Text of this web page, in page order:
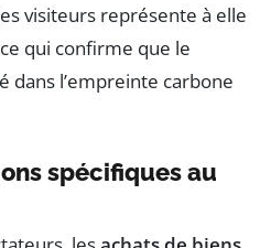
visiteurs représente à elle
qui confirme que le
dans l’empreinte carbone
spécifiques au